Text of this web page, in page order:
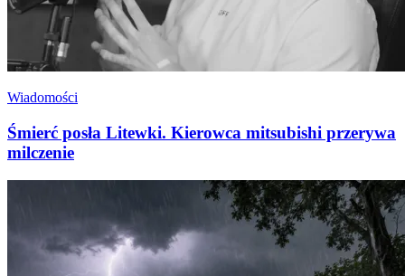
Wiadomości
Śmierć posła Litewki. Kierowca mitsubishi przerywa
milczenie